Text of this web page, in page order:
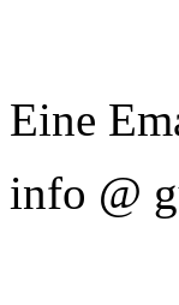
Eine
info @